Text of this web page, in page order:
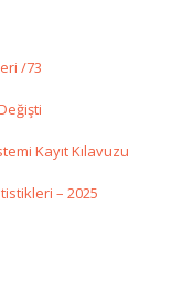
/73
Kayıt Kılavuzu
– 2025